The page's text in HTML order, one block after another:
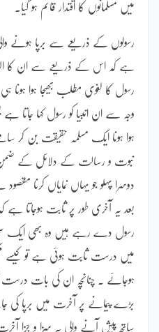
میں مسلمانوں کا اقتدار قائم ہو گیا۔
رسولوں کے ذریعے سے برپا ہونے
ہے کہ اس کے ذریعے سے ان کا اللہ
رسول کا لغوی مطلب بھیجا ہوا ہونا
وجہ سے ان انبیا کو رسول کہا جاتا
ہوا ہونا ایک مسلمہ حقیقت بن کر
نبوت و رسالت کے دلائل کے
دوسرا پہلو جو یہاں نمایاں کرنا
بعد یہ آخری طور پر ثابت ہوجاتا ہے
رسول دے رہے ہیں وہ بھی ایک
میں درست ثابت ہوئی ہے تو کیسے
ہوجائے ۔ چنانچہ ان کی بات درست
بڑے پیمانے پر آخرت میں برپا کی
ساتھ پیش آنے والی یہ سزا و جزا